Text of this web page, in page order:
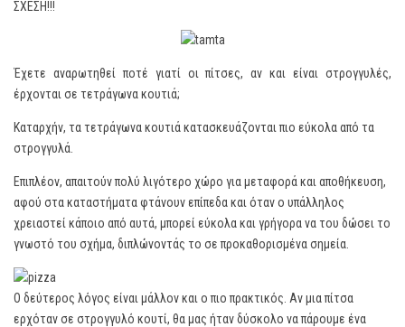
ΣΧΕΣΗ!!!
Έχετε αναρωτηθεί ποτέ γιατί οι πίτσες, αν και είναι στρογγυλές,
έρχονται σε τετράγωνα κουτιά;
Καταρχήν, τα τετράγωνα κουτιά κατασκευάζονται πιο εύκολα από τα
στρογγυλά.
Επιπλέον, απαιτούν πολύ λιγότερο χώρο για μεταφορά και αποθήκευση,
αφού στα καταστήματα φτάνουν επίπεδα και όταν ο υπάλληλος
χρειαστεί κάποιο από αυτά, μπορεί εύκολα και γρήγορα να του δώσει το
γνωστό του σχήμα, διπλώνοντάς το σε προκαθορισμένα σημεία.
Ο δεύτερος λόγος είναι μάλλον και ο πιο πρακτικός. Αν μια πίτσα
ερχόταν σε στρογγυλό κουτί, θα μας ήταν δύσκολο να πάρουμε ένα